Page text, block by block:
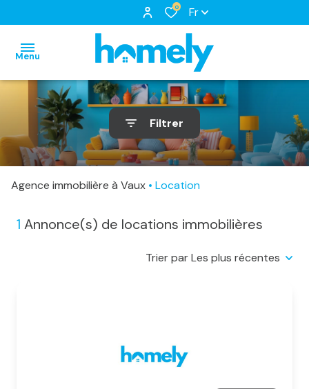
0 Fr
Menu
accueil
nos
biens
nos
biens
louer
biens
notre
services
Filtrer
Agence immobilière à Vaux Location
1 Annonce(s) de locations immobilières
Trier par Les plus récentes